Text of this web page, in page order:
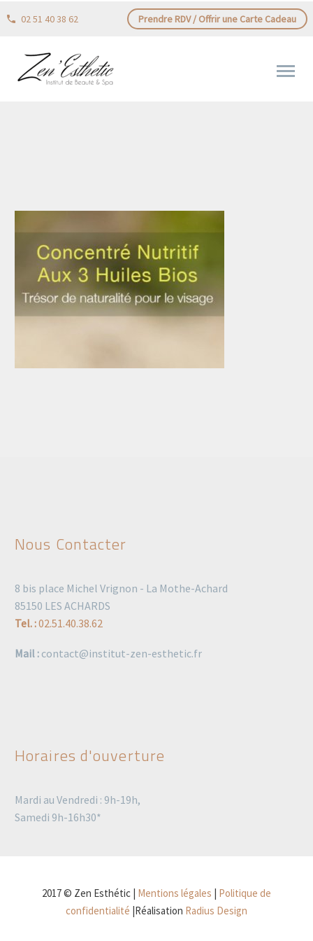
02 51 40 38 62 Prendre RDV / Offrir une Carte Cadeau
Nous Contacter
8 bis place Michel Vrignon - La Mothe-Achard
85150 LES ACHARDS
Tel. :02.51.40.38.62
Mail : contact@institut-zen-esthetic.fr
Horaires d'ouverture
Mardi au Vendredi : 9h-19h,
Samedi 9h-16h30*
2017 © Zen Esthétic | Mentions légales
Politique de
confidentialité |Réalisation Radius Design